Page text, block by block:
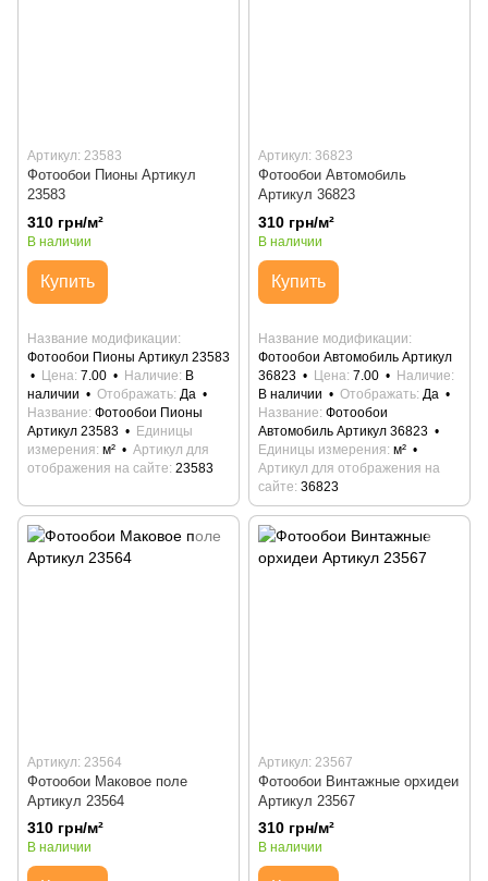
Артикул: 23583
Фотообои Пионы Артикул
23583
310 грн/м²
В наличии
Купить
Название модификации
Фотообои Пионы Артикул 23583
Цена 7.00 Наличие В
наличии
Отображать Да
Название Фотообои Пионы
Артикул 23583
Единицы
измерения м²
Артикул для
отображения на сайте 23583
Артикул: 36823
Фотообои Автомобиль
Артикул 36823
310 грн/м²
В наличии
Купить
Название модификации
Фотообои Автомобиль Артикул
36823
Цена 7.00
Наличие
В наличии
Отображать Да
Название Фотообои
Автомобиль Артикул 36823
Единицы измерения м²
Артикул для отображения на
сайте 36823
Артикул: 23564
Фотообои Маковое поле
Артикул 23564
310 грн/м²
В наличии
Артикул: 23567
Фотообои Винтажные орхидеи
Артикул 23567
310 грн/м²
В наличии